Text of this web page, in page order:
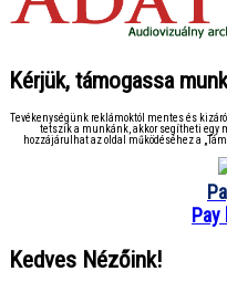
Kérjük, támogassa
Tevékenységünk reklámoktól mentes és
tetszik a munkánk, akkor segítheti egy
hozzájárulhat az oldal működéséhez a
Pay
Kedves Nézőink!